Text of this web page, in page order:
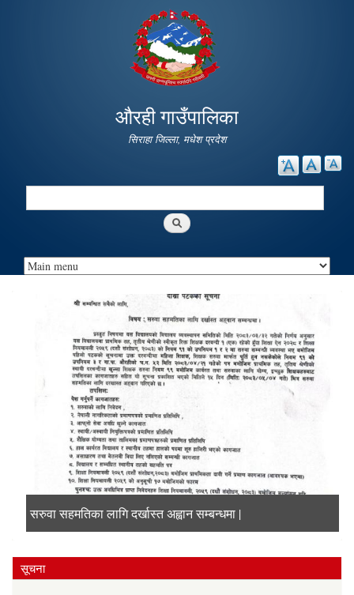
main
content
औरही गाउँपालिका
सिराहा जिल्ला, मधेश प्रदेश
Search
सरुवा सहमतिका लागि दर्खास्त अह्वान सम्बन्धमा |
शोक विदा सम्बन्धी सूचना |
विशेषज्ञ/विषय विशेषज्ञमा सुचिकृत हुने सम्बन्धी सूचना
कागजात पेश गर्न हुन् वारे |
सूचना